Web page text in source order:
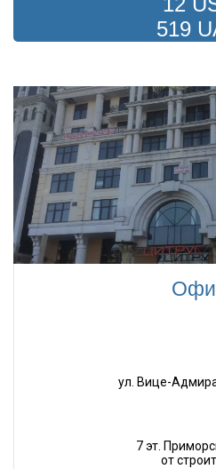
519
ул. Вице-
7 эт.
от